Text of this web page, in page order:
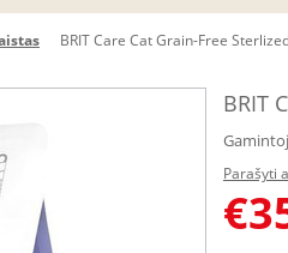
BRIT Care Cat Grain-Free
BRIT
Parašyti
€